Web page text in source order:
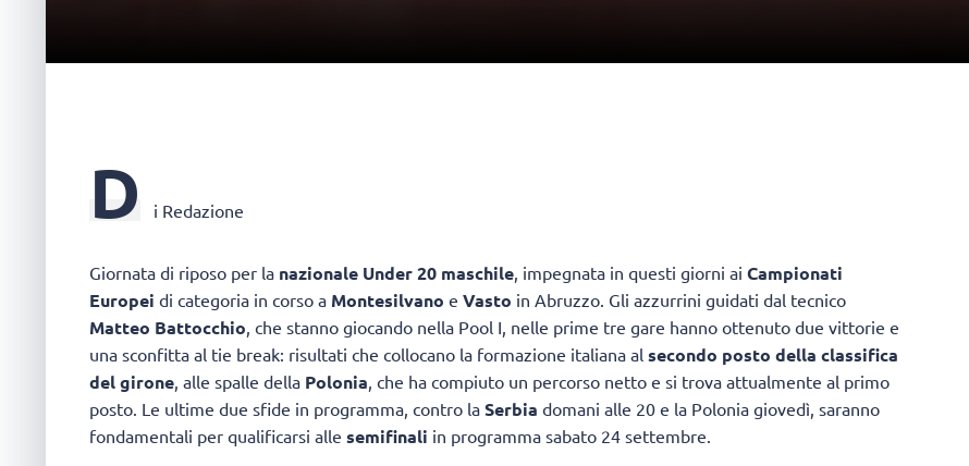
D i Redazione
Giornata di riposo per la nazionale Under 20 maschile, impegnata in questi giorni ai Campionati
Europei di categoria in corso a Montesilvano e Vasto in Abruzzo. Gli azzurrini guidati dal tecnico
Matteo Battocchio, che stanno giocando nella Pool I, nelle prime tre gare hanno ottenuto due vittorie e
una sconfitta al tie break: risultati che collocano la formazione italiana al secondo posto della classifica
del girone, alle spalle della Polonia, che ha compiuto un percorso netto e si trova attualmente al primo
posto. Le ultime due sfide in programma, contro la Serbia domani alle 20 e la Polonia giovedì, saranno
fondamentali per qualificarsi alle semifinali in programma sabato 24 settembre.